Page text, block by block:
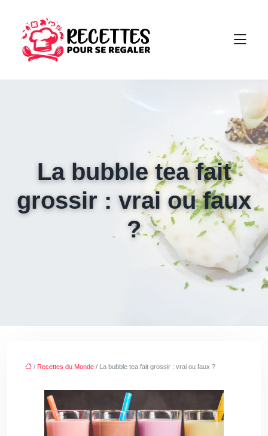
La bubble tea fait
grossir : vrai ou faux
?
/ Recettes du Monde / La bubble tea fait grossir : vrai ou faux ?